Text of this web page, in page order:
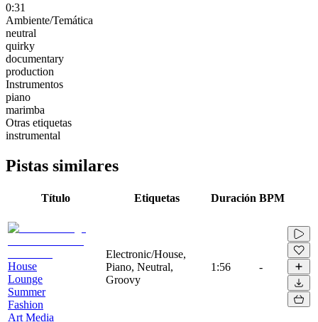
0:31
Ambiente/Temática
neutral
quirky
documentary
production
Instrumentos
piano
marimba
Otras etiquetas
instrumental
Pistas similares
Título Etiquetas Duración BPM
House
Lounge
Summer
Fashion
Art Media
Electronic/House,
Piano, Neutral,
Groovy
1:56 -